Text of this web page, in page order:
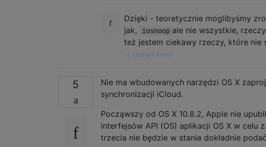
Dzięki - teoretycznie moglibyśmy
jak,
iosnoop ale nie wszystkie,
też jestem ciekawy rzeczy, które nie
Graham Perrin
5
Nie ma wbudowanych narzędzi OS X
synchronizacji iCloud.
Począwszy od OS X 10.8.2, Apple nie
interfejsów API (OS) aplikacji OS X w celu
trzecia nie będzie w stanie dokładnie